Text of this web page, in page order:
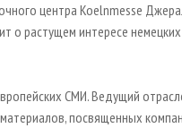
центра Koelnmesse
о растущем интересе
СМИ. Ведущий
посвященных